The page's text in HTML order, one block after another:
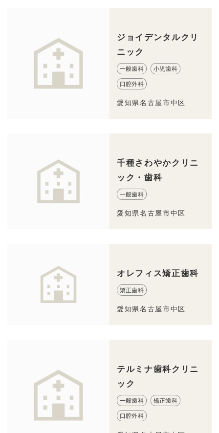
ジョイデンタルクリ
ニック
一般歯科 小児歯科
口腔外科
愛知県名古屋市中区
千種さわやかクリニ
ック・歯科
一般歯科
愛知県名古屋市中区
オレフィス矯正歯科
矯正歯科
愛知県名古屋市中区
テルミナ歯科クリニ
ック
一般歯科 矯正歯科
口腔外科